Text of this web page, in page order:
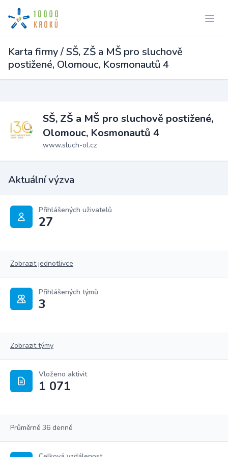
Karta firmy / SŠ, ZŠ a MŠ pro sluchově
postižené, Olomouc, Kosmonautů 4
SŠ, ZŠ a MŠ pro sluchově postižené,
Olomouc, Kosmonautů 4
www.sluch-ol.cz
Aktuální výzva
Přihlášených uživatelů
27
Zobrazit jednotlivce
Přihlášených týmů
3
Zobrazit týmy
Vloženo aktivit
1 071
Průměrně 36 denně